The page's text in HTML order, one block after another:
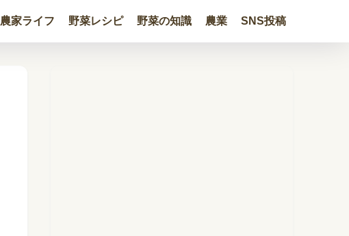
農家ライフ 野菜レシピ 野菜の知識 農業 SNS投稿